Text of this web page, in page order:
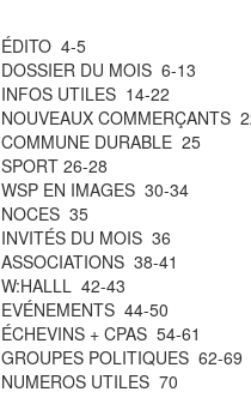
ÉDITO 4-5
DOSSIER DU MOIS 6-13
INFOS UTILES 14-22
NOUVEAUX COMMERÇANTS
COMMUNE DURABLE 25
SPORT 26-28
WSP EN IMAGES 30-34
NOCES 35
INVITÉS DU MOIS 36
ASSOCIATIONS 38-41
W:HALLL 42-43
EVÉNEMENTS 44-50
ÉCHEVINS + CPAS 54-61
GROUPES POLITIQUES 62-69
NUMEROS UTILES 70